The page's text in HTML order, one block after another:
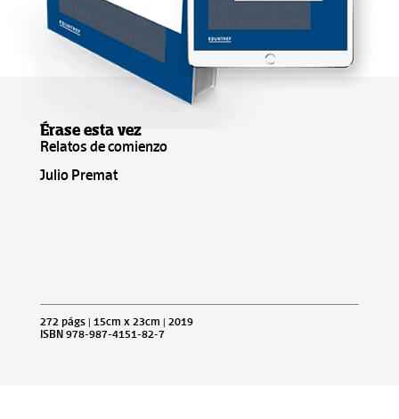
Érase esta vez
Relatos de comienzo
Julio Premat
272 págs | 15cm x 23cm | 2019
ISBN 978-987-4151-82-7